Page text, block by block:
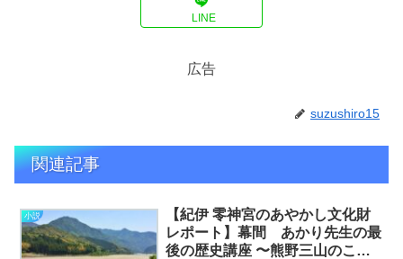
LINE
広告
suzushiro15
関連記事
小説
【紀伊 零神宮のあやかし文化財
レポート】幕間 あかり先生の最
後の歴史講座 〜熊野三山のこ